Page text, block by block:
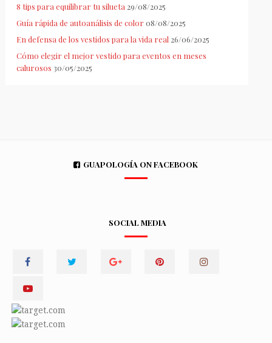
8 tips para equilibrar tu silueta 29/08/2025
Guía rápida de autoanálisis de color 08/08/2025
En defensa de los vestidos para la vida real 26/06/2025
Cómo elegir el mejor vestido para eventos en meses
calurosos 30/05/2025
GUAPOLOGÍA ON FACEBOOK
SOCIAL MEDIA